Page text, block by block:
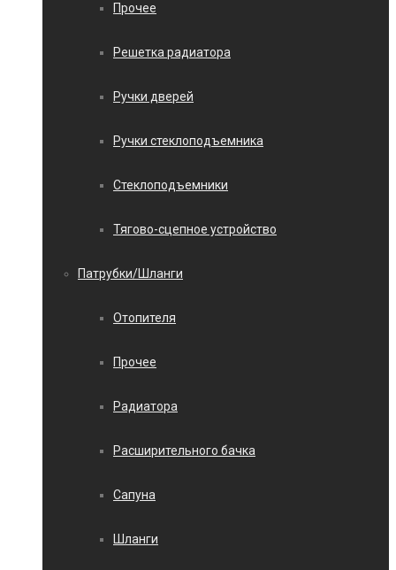
Прочее
Решетка радиатора
Ручки дверей
Ручки стеклоподъемника
Стеклоподъемники
Тягово-сцепное устройство
Патрубки/Шланги
Отопителя
Прочее
Радиатора
Расширительного бачка
Сапуна
Шланги